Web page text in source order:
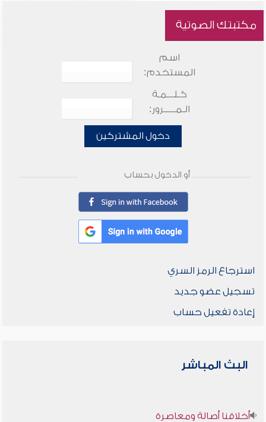
مكتبتك الصوتية
اسم
المستخدم:
كـلـــمـة
الـمـــــرور:
دخول المشتركين
أو الدخول بحساب
استرجاع الرمز السري
تسجيل عضو جديد
إعادة تفعيل حساب
البث المباشر
أخلاقنا أصالة ومعاصرة